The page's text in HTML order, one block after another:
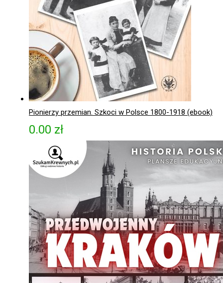
Pionierzy przemian. Szkoci w Polsce 1800-1918 (ebook)
0.00 zł